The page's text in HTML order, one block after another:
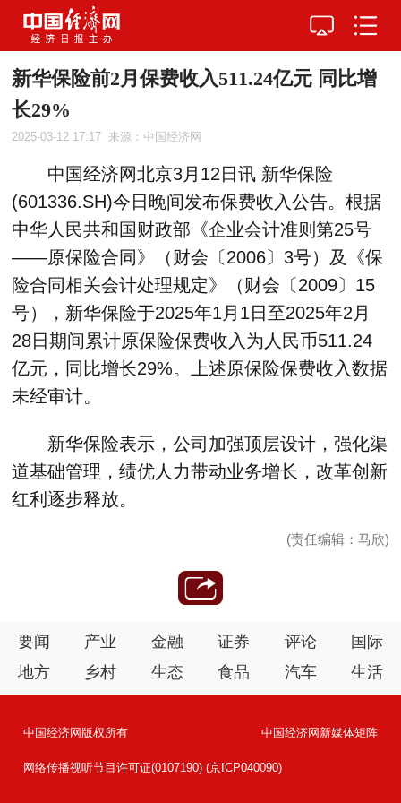
新华保险前2月保费收入511.24亿元 同比增
长29%
2025-03-12 17:17 来源：中国经济网
中国经济网北京3月12日讯 新华保险
(601336.SH)今日晚间发布保费收入公告。根据
中华人民共和国财政部《企业会计准则第25号
——原保险合同》（财会〔2006〕3号）及《保
险合同相关会计处理规定》（财会〔2009〕15
号），新华保险于2025年1月1日至2025年2月
28日期间累计原保险保费收入为人民币511.24
亿元，同比增长29%。上述原保险保费收入数据
未经审计。
新华保险表示，公司加强顶层设计，强化渠
道基础管理，绩优人力带动业务增长，改革创新
红利逐步释放。
(责任编辑：马欣)
要闻 产业 金融 证券 评论
国际
地方
乡村 生态 食品 汽车 生活
中国经济网版权所有 中国经济网新媒体矩阵
网络传播视听节目许可证(0107190) (京ICP040090)